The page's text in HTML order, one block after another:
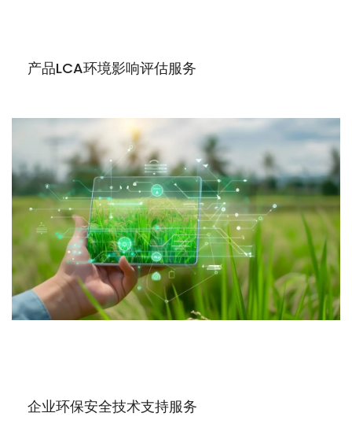
产品LCA环境影响评估服务
企业环保安全技术支持服务